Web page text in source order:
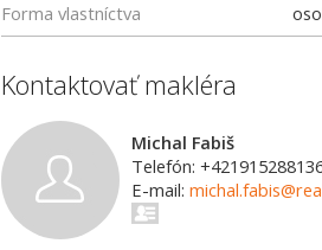
Forma vlastníctva
Kontaktovať makléra
Michal Fabiš
Telefón:
E-mail: